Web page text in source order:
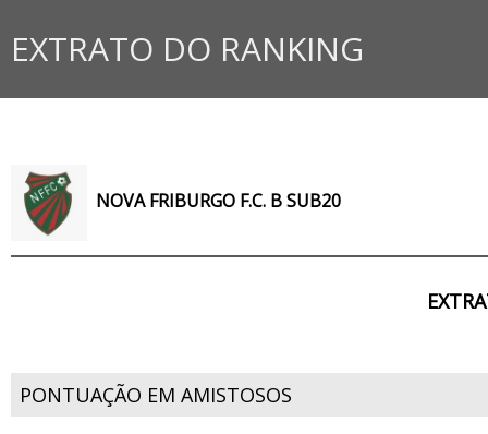
EXTRATO DO RANKING
NOVA FRIBURGO F.C. B SUB20
PONTUAÇÃO EM AMISTOSOS